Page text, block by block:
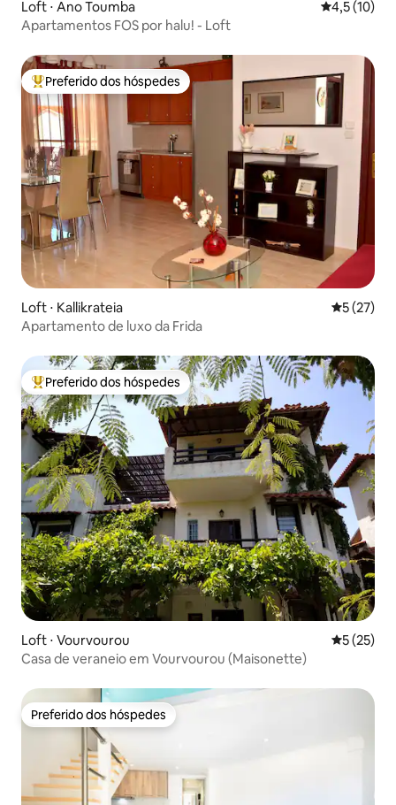
Loft ⋅ Ano Toumba 4,5 de uma
4,5 (10)
Apartamentos FOS por halu! - Loft
Entre os melhores preferidos dos hóspedes
Preferido dos hóspedes
Loft ⋅ Kallikrateia 5 de uma
5 (27)
Apartamento de luxo da Frida
Entre os melhores preferidos dos hóspedes
Preferido dos hóspedes
Loft ⋅ Vourvourou 5 de uma
5 (25)
Casa de veraneio em Vourvourou (Maisonette)
Preferido dos hóspedes
Preferido dos hóspedes